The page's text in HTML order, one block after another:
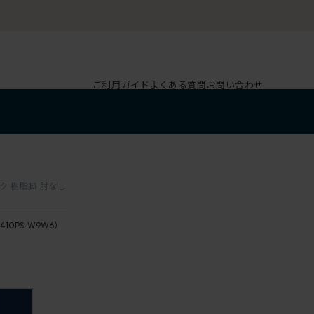
ご利用ガイド よくある質問お問い合わせ
樹脂脚 肘なし
410PS-W9W6）